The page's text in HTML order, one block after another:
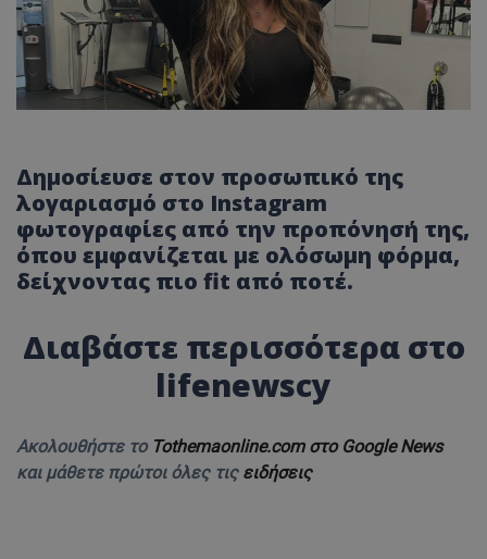
Δημοσίευσε στον προσωπικό της
λογαριασμό στο Instagram
φωτογραφίες από την προπόνησή της,
όπου εμφανίζεται με ολόσωμη φόρμα,
δείχνοντας πιο fit από ποτέ.
Διαβάστε περισσότερα στο
lifenewscy
Ακολουθήστε το Tothemaonline.com στο Google News
και μάθετε πρώτοι όλες τις ειδήσεις